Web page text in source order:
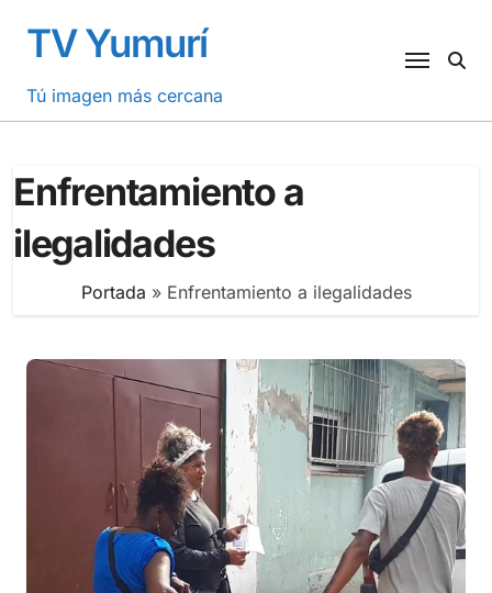
contenido
TV Yumurí
Tú imagen más cercana
Enfrentamiento a
ilegalidades
Portada » Enfrentamiento a ilegalidades